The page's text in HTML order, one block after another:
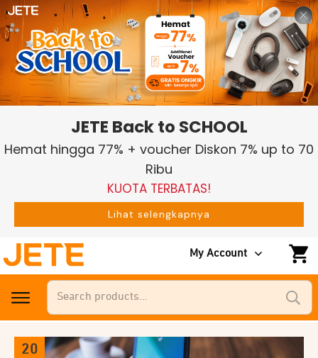
My Account
Search
20
JETE Back to SCHOOL
Hemat hingga 77% + voucher Diskon 7% up to 70
Ribu
KUOTA TERBATAS!
Lihat selengkapnya